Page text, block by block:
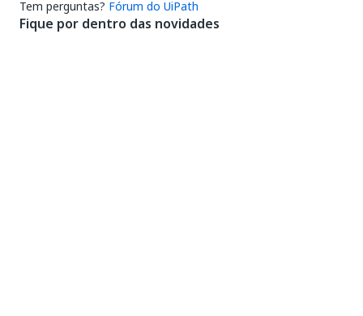
Tem perguntas? Fórum do UiPath
Fique por dentro das novidades